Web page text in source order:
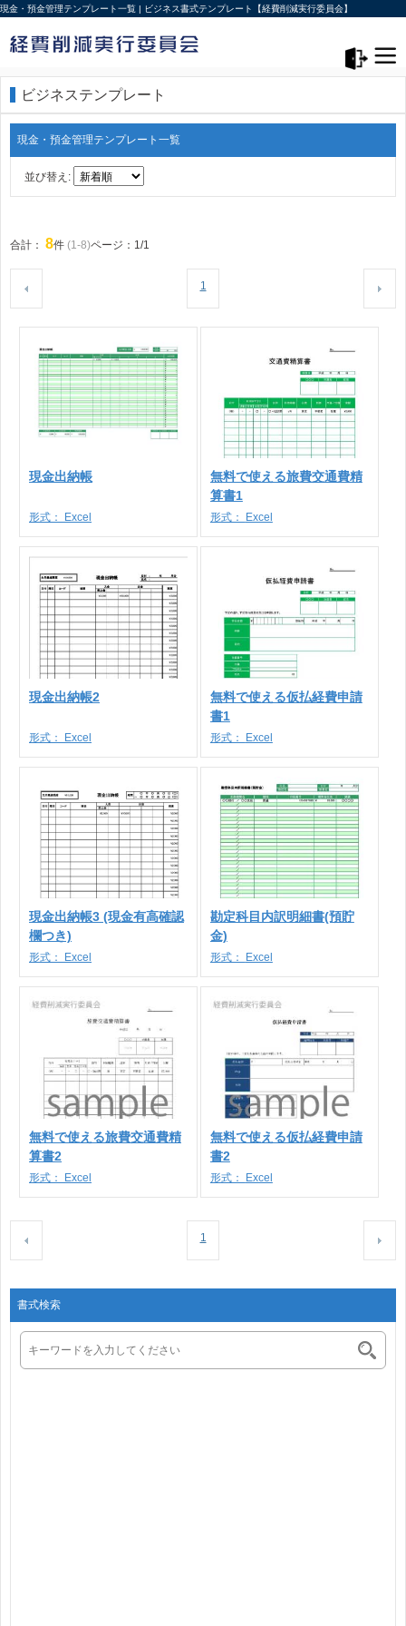
現金・預金管理テンプレート一覧 | ビジネス書式テンプレート【経費削減実行委員会】
ビジネステンプレート
現金・預金管理テンプレート一覧
並び替え:
合計： 8件 (1-8)ページ：1/1
1
現金出納帳
形式： Excel
無料で使える旅費交通費精
算書1
形式： Excel
現金出納帳2
形式： Excel
無料で使える仮払経費申請
書1
形式： Excel
現金出納帳3 (現金有高確認
欄つき)
形式： Excel
勘定科目内訳明細書(預貯
金)
形式： Excel
無料で使える旅費交通費精
算書2
形式： Excel
無料で使える仮払経費申請
書2
形式： Excel
1
書式検索